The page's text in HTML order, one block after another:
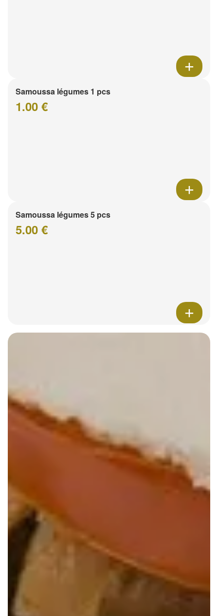
Samoussa légumes 1 pcs
1.00 €
Samoussa légumes 5 pcs
5.00 €